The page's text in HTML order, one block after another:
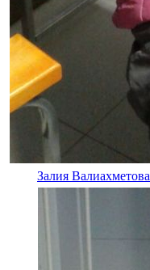
Залия Валиахметова